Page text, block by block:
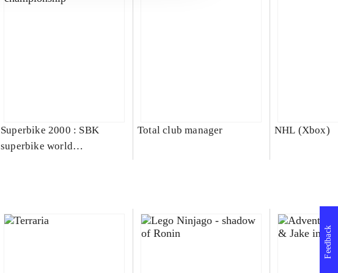
Superbike 2000 : SBK
superbike world
Total club manager NHL (Xbox)
Feedback